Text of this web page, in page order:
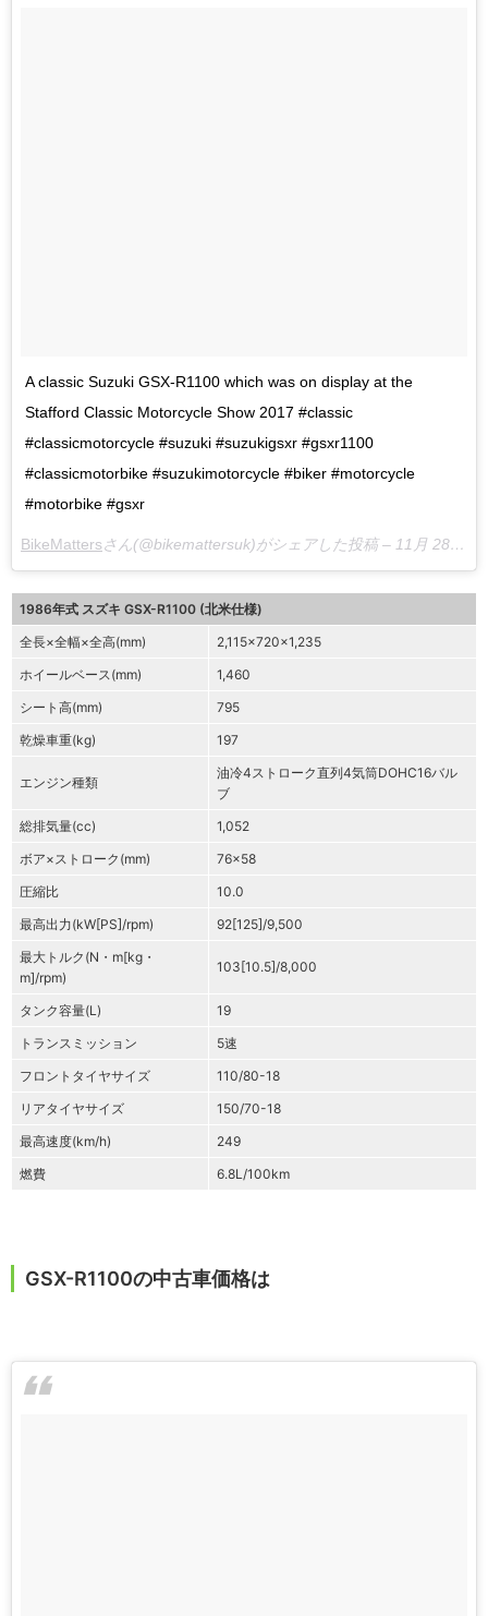
A classic Suzuki GSX-R1100 which was on display at the
Stafford Classic Motorcycle Show 2017 #classic
#classicmotorcycle #suzuki #suzukigsxr #gsxr1100
#classicmotorbike #suzukimotorcycle #biker #motorcycle
#motorbike #gsxr
BikeMattersさん(@bikemattersuk)がシェアした投稿 – 11月 28, 2017 at 7:13午前 PST
1986年式 スズキ GSX-R1100 (北米仕様)
全長×全幅×全高(mm)
2,115×720×1,235
ホイールベース(mm)
1,460
シート高(mm)
795
乾燥車重(kg)
197
エンジン種類
油冷4ストローク直列4気筒DOHC16バル
ブ
総排気量(cc)
1,052
ボア×ストローク(mm)
76×58
圧縮比
10.0
最高出力(kW[PS]/rpm)
92[125]/9,500
最大トルク(N・m[kg・
m]/rpm)
103[10.5]/8,000
タンク容量(L)
19
トランスミッション
5速
フロントタイヤサイズ
110/80-18
リアタイヤサイズ
150/70-18
最高速度(km/h)
249
燃費
6.8L/100km
GSX-R1100の中古車価格は